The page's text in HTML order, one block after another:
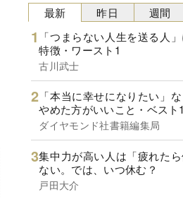
最新
「つまらない人生を送る人
特徴・ワースト1
古川武士
「本当に幸せになりたい」
やめた方がいいこと・ベスト1
ダイヤモンド社書籍編集局
集中力が高い人は「疲れた
ない。では、いつ休む？
戸田大介
昨日 週間